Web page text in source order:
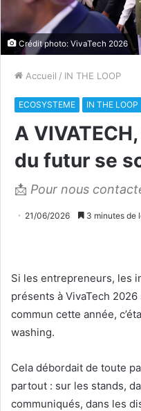
Crédit photo: VivaTech 2026
Accueil / IN THE LOOP
ECOSYSTEME IN THE LOOP
A
du futur se
📩 Pour nous
21/06/2026 3 minutes de
Si les entrepreneurs, les
présents à VivaTech
commun cette année,
washing.
Cela débordait de toute
partout : sur les stands,
communiqués, dans les